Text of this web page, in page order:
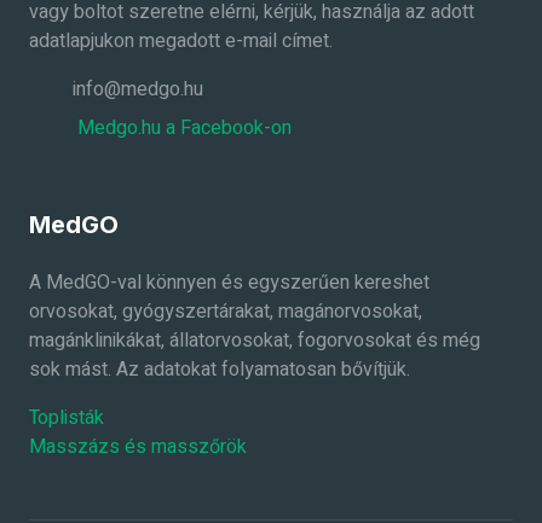
vagy boltot szeretne elérni, kérjük, használja az adott
adatlapjukon megadott e-mail címet.
info@medgo.hu
Medgo.hu a Facebook-on
MedGO
A MedGO-val könnyen és egyszerűen kereshet
orvosokat, gyógyszertárakat, magánorvosokat,
magánklinikákat, állatorvosokat, fogorvosokat és még
sok mást. Az adatokat folyamatosan bővítjük.
Toplisták
Masszázs és masszőrök